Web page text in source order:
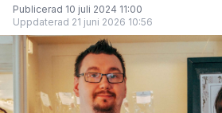
Publicerad 10 juli 2024 11:00
Uppdaterad 21 juni 2026 10:56